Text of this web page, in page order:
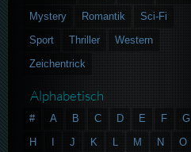
Mystery
Romantik
Sci-Fi
Sport
Thriller
Western
Zeichentrick
Alphabetisch
# A B C D E F
G
H
J K L M N
O